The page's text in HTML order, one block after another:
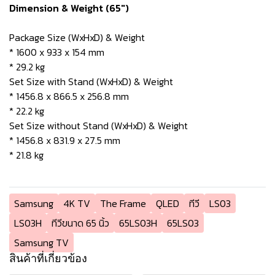
Dimension & Weight (65")
Package Size (WxHxD) & Weight
* 1600 x 933 x 154 mm
* 29.2 kg
Set Size with Stand (WxHxD) & Weight
* 1456.8 x 866.5 x 256.8 mm
* 22.2 kg
Set Size without Stand (WxHxD) & Weight
* 1456.8 x 831.9 x 27.5 mm
* 21.8 kg
Samsung 4K TV The Frame QLED ทีวี
LS03
LS03H
ทีวีขนาด 65 นิ้ว 65LS03H
65LS03
Samsung TV
สินค้าที่เกี่ยวข้อง